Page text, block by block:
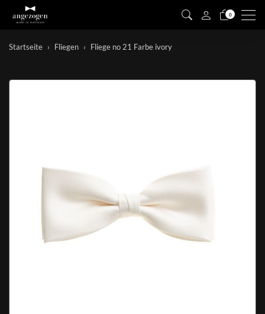
0
Startseite Fliegen Fliege no 21 Farbe ivory